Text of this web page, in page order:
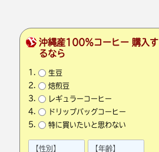
沖縄産100％コーヒー 購入す
るなら
生豆
焙煎豆
レギュラーコーヒー
ドリップバッグコーヒー
特に買いたいと思わない